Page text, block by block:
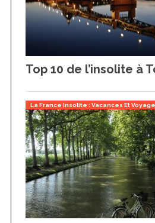
Top 10 de l’insolite à
La France Insolite : Vacances Et